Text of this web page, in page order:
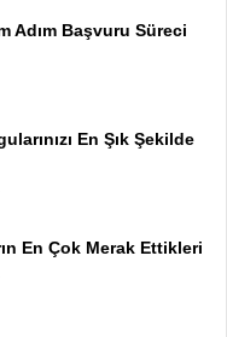
Adım Başvuru Süreci
En Şık Şekilde
En Çok Merak Ettikleri